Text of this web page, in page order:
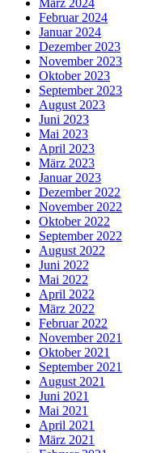
März 2024
Februar 2024
Januar 2024
Dezember 2023
November 2023
Oktober 2023
September 2023
August 2023
Juni 2023
Mai 2023
April 2023
März 2023
Januar 2023
Dezember 2022
November 2022
Oktober 2022
September 2022
August 2022
Juni 2022
Mai 2022
April 2022
März 2022
Februar 2022
November 2021
Oktober 2021
September 2021
August 2021
Juni 2021
Mai 2021
April 2021
März 2021